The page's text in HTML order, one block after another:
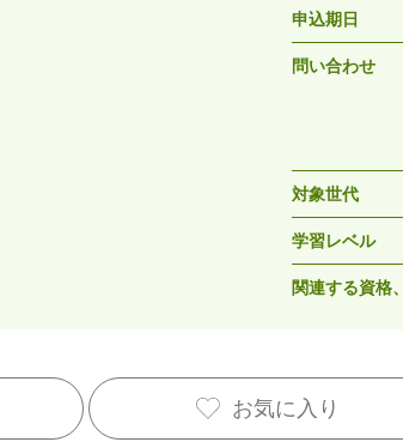
申込期日
問い合わせ
対象世代
学習レベル
関連する資格
お気に入り